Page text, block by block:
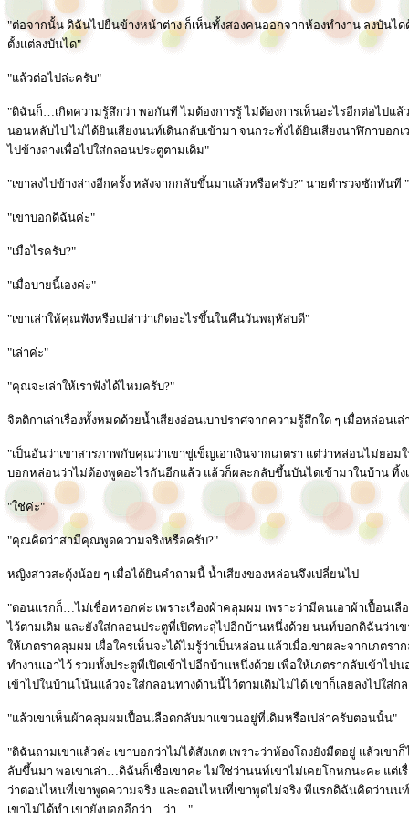
"ต่อจากนั้น ดิฉันไปยืนข้างหน้าต่าง ก็เห็นทั้งสองคนออกจากห้องทำงาน ลงบันไ
ตั้งแต่ลงบันได"
"แล้วต่อไปล่ะครับ"
"ดิฉันก็…เกิดความรู้สึกว่า พอกันที ไม่ต้องการรู้ ไม่ต้องการเห็นอะไรอีกต่อไปแล้
นอนหลับไป ไม่ได้ยินเสียงนนท์เดินกลับเข้ามา จนกระทั่งได้ยินเสียงนาฬิกาบอก
ไปข้างล่างเพื่อไปใส่กลอนประตูตามเดิม"
"เขาลงไปข้างล่างอีกครั้ง หลังจากกลับขึ้นมาแล้วหรือครับ?" นายตำรวจซักทันที
"เขาบอกดิฉันค่ะ"
"เมื่อไรครับ?"
"เมื่อบ่ายนี้เองค่ะ"
"เขาเล่าให้คุณฟังหรือเปล่าว่าเกิดอะไรขึ้นในคืนวันพฤหัสบดี"
"เล่าค่ะ"
"คุณจะเล่าให้เราฟังได้ไหมครับ?"
จิตติกาเล่าเรื่องทั้งหมดด้วยน้ำเสียงอ่อนเบาปราศจากความรู้สึกใด ๆ เมื่อหล่อนเล่
"เป็นอันว่าเขาสารภาพกับคุณว่าเขาขู่เข็ญเอาเงินจากเภตรา แต่ว่าหล่อนไม่ยอ
บอกหล่อนว่าไม่ต้องพูดอะไรกันอีกแล้ว แล้วก็ผละกลับขึ้นบันไดเข้ามาในบ้าน ทิ้ง
"ใช่ค่ะ"
"คุณคิดว่าสามีคุณพูดความจริงหรือครับ?"
หญิงสาวสะดุ้งน้อย ๆ เมื่อได้ยินคำถามนี้ น้ำเสียงของหล่อนจึงเปลี่ยนไป
"ตอนแรกก็…ไม่เชื่อหรอกค่ะ เพราะเรื่องผ้าคลุมผม เพราะว่ามีคนเอาผ้าเปื้อนเ
ไว้ตามเดิม และยังใส่กลอนประตูที่เปิดทะลุไปอีกบ้านหนึ่งด้วย นนท์บอกดิฉันว่าเข
ให้เภตราคลุมผม เผื่อใครเห็นจะได้ไม่รู้ว่าเป็นหล่อน แล้วเมื่อเขาผละจากเภตรา
ทำงานเอาไว้ รวมทั้งประตูที่เปิดเข้าไปอีกบ้านหนึ่งด้วย เพื่อให้เภตรากลับเข้าไ
เข้าไปในบ้านโน้นแล้วจะใส่กลอนทางด้านนี้ไว้ตามเดิมไม่ได้ เขาก็เลยลงไปใส่
"แล้วเขาเห็นผ้าคลุมผมเปื้อนเลือดกลับมาแขวนอยู่ที่เดิมหรือเปล่าครับตอนนั้น"
"ดิฉันถามเขาแล้วค่ะ เขาบอกว่าไม่ได้สังเกต เพราะว่าห้องโถงยังมืดอยู่ แล้วเขา
ลับขึ้นมา พอเขาเล่า…ดิฉันก็เชื่อเขาค่ะ ไม่ใช่ว่านนท์เขาไม่เคยโกหกนะคะ แต่
ว่าตอนไหนที่เขาพูดความจริง และตอนไหนที่เขาพูดไม่จริง ทีแรกดิฉันคิดว่านนท์
เขาไม่ได้ทำ เขายังบอกอีกว่า…ว่า…"